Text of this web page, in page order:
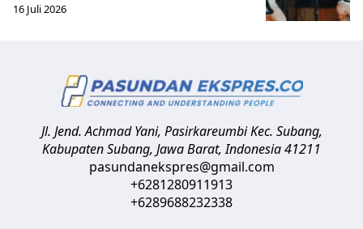
16 Juli 2026
Jl. Jend. Achmad Yani, Pasirkareumbi Kec. Subang,
Kabupaten Subang, Jawa Barat,Indonesia41211
pasundanekspres@gmail.com
+6281280911913
+6289688232338